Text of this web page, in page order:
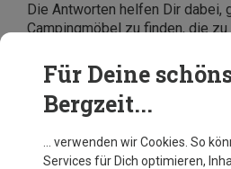
Die Antworten helfen Dir dabei,
Campingmöbel zu finden, die
Onlineshop findest Du eine
Campingmöbeln: klappbare
komplette Sets und viele
Für Deine
Bergzeit...
… verwenden wir Cookies. So
Services für Dich optimieren,